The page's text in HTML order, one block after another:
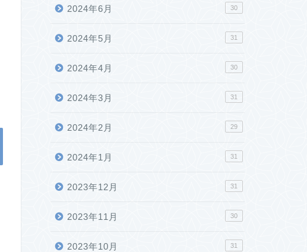
2024年6月 30
2024年5月 31
2024年4月 30
2024年3月 31
2024年2月 29
2024年1月 31
2023年12月 31
2023年11月 30
2023年10月 31